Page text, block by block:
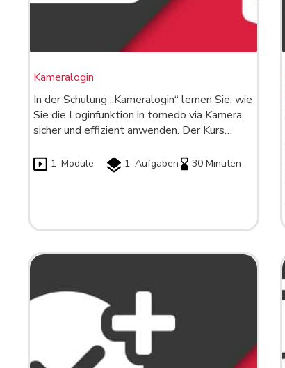
Kameralogin
In der Schulung „Kameralogin“ lernen Sie, wie
Sie die Loginfunktion in tomedo via Kamera
sicher und effizient anwenden. Der Kurs…
1 Module 1 Aufgaben 30 Minuten